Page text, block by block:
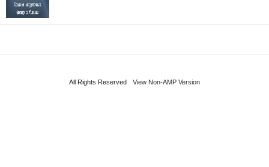
All Rights Reserved View Non-AMP Version